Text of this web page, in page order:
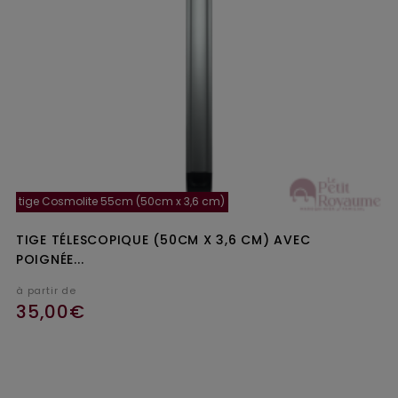
tige Cosmolite 55cm (50cm x 3,6 cm)
TIGE TÉLESCOPIQUE (50CM X 3,6 CM) AVEC
POIGNÉE...
à partir de
35,00€